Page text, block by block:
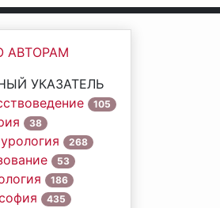
АВТОРАМ
УКАЗАТЕЛЬ
105
38
268
53
186
435